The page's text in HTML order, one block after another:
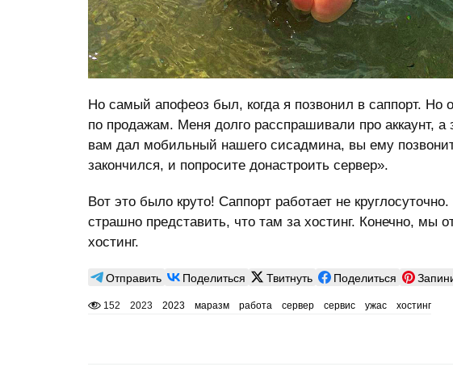
Но самый апофеоз был, когда я позвонил в саппорт. Но
по продажам. Меня долго расспрашивали про аккаунт,
вам дал мобильный нашего сисадмина, вы ему
закончился, и попросите донастроить сервер».
Вот это было круто! Саппорт работает не
страшно представить, что там за хостинг. Конечно, мы
хостинг.
Отправить Поделиться Твитнуть Поделиться
152 2023 2023 маразм работа сервер сервис ужас хостинг